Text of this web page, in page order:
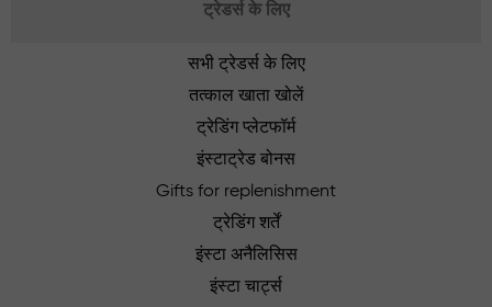
ट्रेडर्स के लिए
सभी ट्रेडर्स के लिए
तत्काल खाता खोलें
ट्रेडिंग प्लेटफॉर्म
इंस्टाट्रेड बोनस
Gifts for replenishment
ट्रेडिंग शर्तें
इंस्टा अनैलिसिस
इंस्टा चार्ट्स